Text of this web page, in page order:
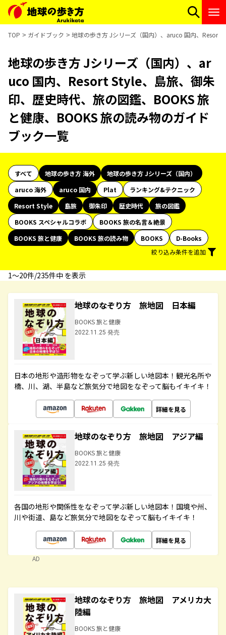
TOP ガイドブック 地球の歩き方 Jシリーズ（国内）、aruco 国内、Resort
地球の歩き方 Jシリーズ（国内）、ar
uco 国内、Resort Style、島旅、御朱
印、歴史時代、旅の図鑑、BOOKS 旅
と健康、BOOKS 旅の読み物のガイド
ブック一覧
すべて 地球の歩き方 海外
地球の歩き方 Jシリーズ（国内）
aruco 海外
aruco 国内 Plat
ランキング&テクニック
Resort Style
島旅 御朱印 歴史時代
旅の図鑑
BOOKS スペシャルコラボ
BOOKS 旅の名言＆絶景
BOOKS 旅と健康
BOOKS 旅の読み物 BOOKS
D-Books
絞り込み条件を追加
1〜20件/235件中 を表示
地球のなぞり方 旅地図 日本編
BOOKS 旅と健康
2022.11.25 発売
日本の地形や造形物をなぞって学ぶ新しい地図本！観光名所や
橋、川、湖、半島など旅気分で地図をなぞって脳もイキイキ！
詳細を見る
地球のなぞり方 旅地図 アジア編
BOOKS 旅と健康
2022.11.25 発売
各国の地形や関係性をなぞって学ぶ新しい地図本！国境や州、
川や街道、島など旅気分で地図をなぞって脳もイキイキ！
詳細を見る
AD
地球のなぞり方 旅地図 アメリカ大
陸編
BOOKS 旅と健康